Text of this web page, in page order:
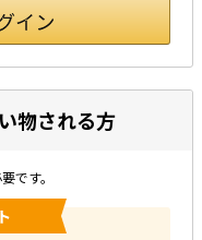
物される方
です。